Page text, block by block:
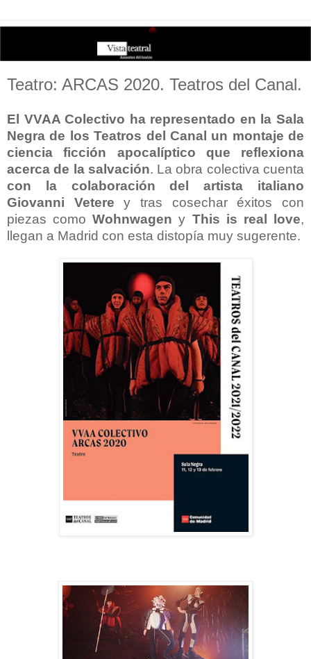
Teatro: ARCAS 2020. Teatros del Canal.
El VVAA Colectivo ha representado en la Sala
Negra de los Teatros del Canal un montaje de
ciencia ficción apocalíptico que reflexiona
acerca de la salvación. La obra colectiva cuenta
con la colaboración del artista italiano
Giovanni Vetere y tras cosechar éxitos con
piezas como Wohnwageny This is real love,
llegan a Madrid con esta distopía muy sugerente.